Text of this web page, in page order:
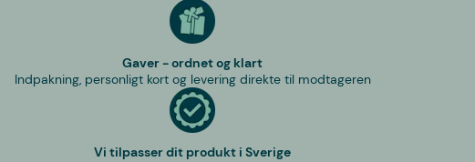
Gaver - ordnet og klart
Indpakning, personligt kort og levering direkte til modtageren
Vi tilpasser dit produkt i Sverige